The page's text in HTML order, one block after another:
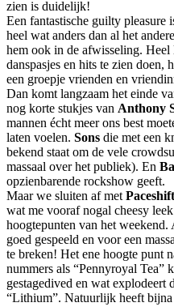
zien is duidelijk!
Een fantastische guilty pleasure
heel wat anders dan al het
hem ook in de afwisseling. Heel
danspasjes en hits te zien doen,
een groepje vrienden en
Dan komt langzaam het einde
nog korte stukjes van Anthony
mannen écht meer ons best
laten voelen. Sons die met een
bekend staat om de vele
massaal over het publiek). En
opzienbarende rockshow geeft.
Maar we sluiten af met
wat me vooraf nogal cheesy
hoogtepunten van het
goed gespeeld en voor een
te breken! Het ene hoogte punt
nummers als “Pennyroyal Tea”
gestagedived en wat explodeert
“Lithium”. Natuurlijk heeft